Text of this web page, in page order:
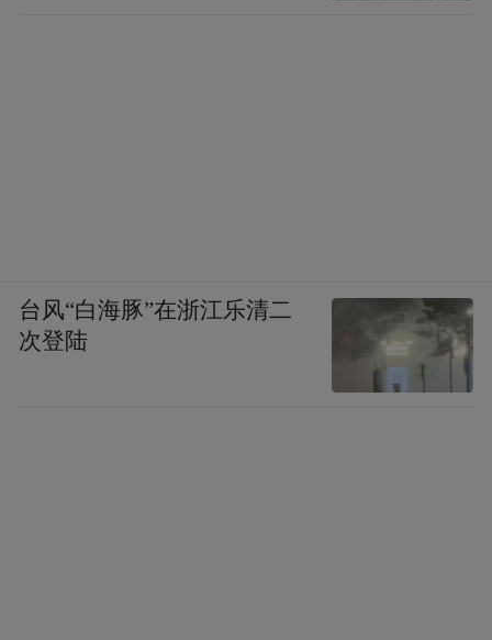
台风“白海豚”在浙江乐清二
次登陆